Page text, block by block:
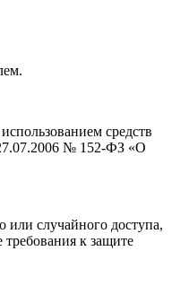
средств
27.07.2006 № 152-ФЗ «О
случайного доступа,
к защите